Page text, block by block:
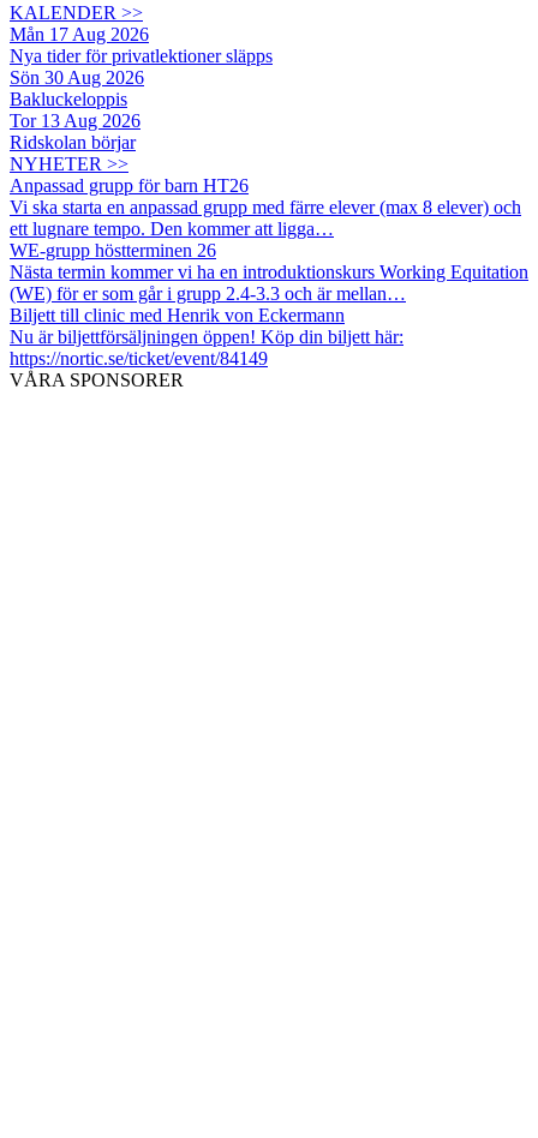
KALENDER >>
Mån 17 Aug 2026
Nya tider för privatlektioner släpps
Sön 30 Aug 2026
Bakluckeloppis
Tor 13 Aug 2026
Ridskolan börjar
NYHETER >>
Anpassad grupp för barn HT26
Vi ska starta en anpassad grupp med färre elever (max 8 elever) och
ett lugnare tempo. Den kommer att ligga…
WE-grupp höstterminen 26
Nästa termin kommer vi ha en introduktionskurs Working Equitation
(WE) för er som går i grupp 2.4-3.3 och är mellan…
Biljett till clinic med Henrik von Eckermann
Nu är biljettförsäljningen öppen! Köp din biljett här:
https://nortic.se/ticket/event/84149
VÅRA SPONSORER